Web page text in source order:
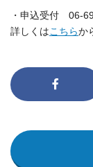
・申込受付 06-
詳しくはこちらか